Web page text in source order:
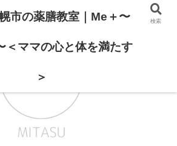
市の薬膳教室｜Me＋〜
＜ママの心と体を満たす
＞
検索